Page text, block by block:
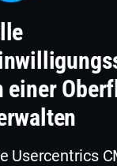
einer
Usercentrics